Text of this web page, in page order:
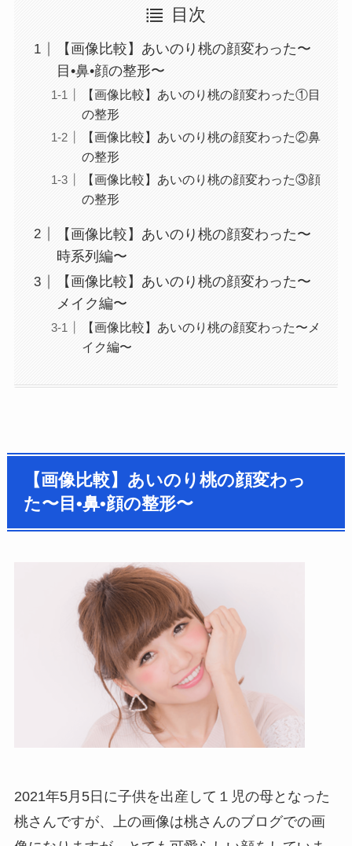
目次
【画像比較】あいのり桃の顔変わった〜
目•鼻•顔の整形〜
【画像比較】あいのり桃の顔変わった①目
の整形
【画像比較】あいのり桃の顔変わった②鼻
の整形
【画像比較】あいのり桃の顔変わった③顔
の整形
【画像比較】あいのり桃の顔変わった〜
時系列編〜
【画像比較】あいのり桃の顔変わった〜
メイク編〜
【画像比較】あいのり桃の顔変わった〜メ
イク編〜
【画像比較】あいのり桃の顔変わっ
た〜目•鼻•顔の整形〜
2021年5月5日に子供を出産して１児の母となった
桃さんですが、上の画像は桃さんのブログでの画